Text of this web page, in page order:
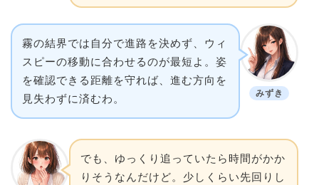
みずき
霧の結界では自分で進路を決めず、ウィ
スピーの移動に合わせるのが最短よ。姿
を確認できる距離を守れば、進む方向を
見失わずに済むわ。
でも、ゆっくり追っていたら時間がかか
りそうなんだけど。少しくらい先回りし